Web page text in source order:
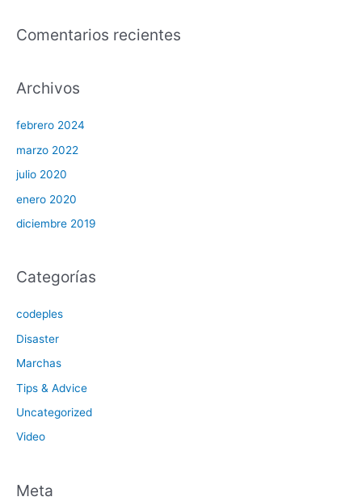
Comentarios recientes
Archivos
febrero 2024
marzo 2022
julio 2020
enero 2020
diciembre 2019
Categorías
codeples
Disaster
Marchas
Tips & Advice
Uncategorized
Video
Meta